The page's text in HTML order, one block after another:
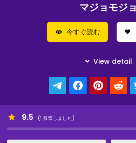
マジョモジョ
今すぐ読む
9.5 (1 投票しました)